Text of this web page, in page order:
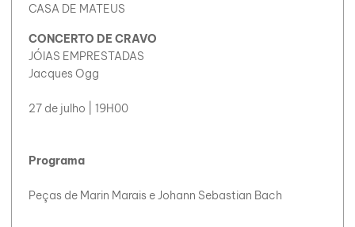
CASA DE MATEUS
CONCERTO DE CRAVO
JÓIAS EMPRESTADAS
Jacques Ogg
27 de julho | 19H00
Programa
Peças de Marin Marais e Johann Sebastian Bach